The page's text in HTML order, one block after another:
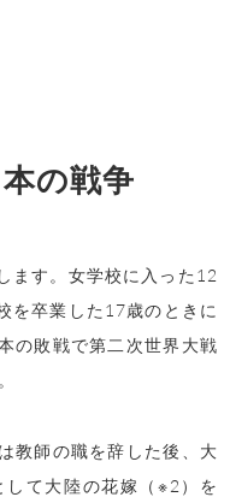
の戦争
ます。女学校に入った12
を卒業した17歳のときに
の敗戦で第二次世界大戦
教師の職を辞した後、大
て大陸の花嫁（※2）を